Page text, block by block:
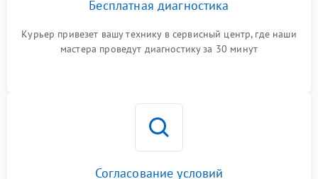
Бесплатная диагностика
Курьер привезет вашу технику в сервисный центр, где наши
мастера проведут диагностику за 30 минут
Согласование условий